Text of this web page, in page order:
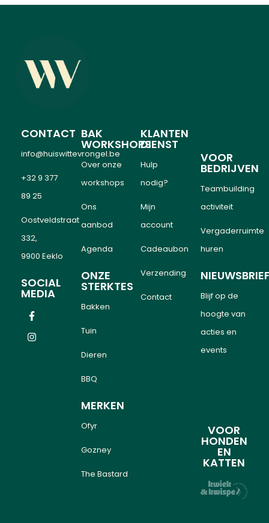
CONTACT
info@huiswittevrongel.be
+32 9 377
89 25
Oostveldstraat
332,
9900 Eeklo
SOCIAL
MEDIA
BAK
WORKSHOPS
Over onze
workshops
Ons
aanbod
Agenda
ONZE
STERKTES
Bakken
Tuin
Dieren
BBQ
MERKEN
Ofyr
Gozney
The Bastard
KLANTEN
DIENST
Hulp
nodig?
Mijn
account
Cadeaubon
Verzending
Contact
VOOR
BEDRIJVEN
Teambuilding
activiteit
Vergaderruimte
huren
Blijf op de
hoogte van
acties en
events
VOOR
HONDEN
EN
KATTEN